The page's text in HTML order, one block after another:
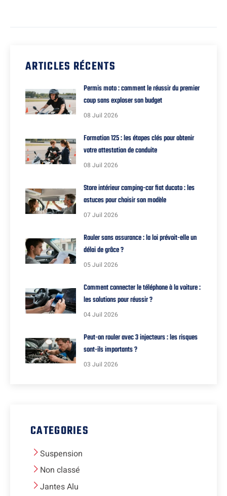
ARTICLES RÉCENTS
Permis moto : comment le réussir du premier
coup sans exploser son budget
08 Juil 2026
Formation 125 : les étapes clés pour obtenir
votre attestation de conduite
08 Juil 2026
Store intérieur camping-car fiat ducato : les
astuces pour choisir son modèle
07 Juil 2026
Rouler sans assurance : la loi prévoit-elle un
délai de grâce ?
05 Juil 2026
Comment connecter le téléphone à la voiture :
les solutions pour réussir ?
04 Juil 2026
Peut-on rouler avec 3 injecteurs : les risques
sont-ils importants ?
03 Juil 2026
CATEGORIES
Suspension
Non classé
Jantes Alu